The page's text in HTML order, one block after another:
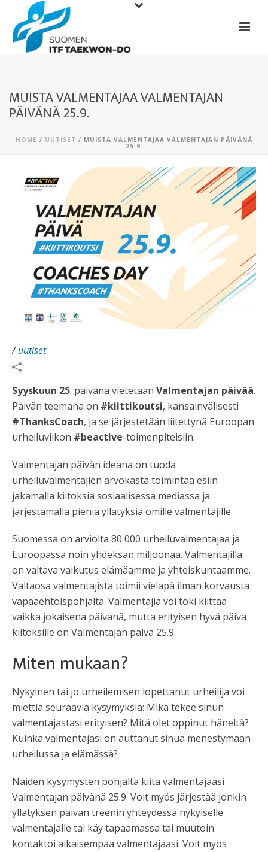
MUISTA VALMENTAJAA VALMENTAJAN
PÄIVÄNÄ 25.9.
HOME / UUTISET / MUISTA VALMENTAJAA VALMENTAJAN PÄIVÄNÄ
25.9.
/uutiset
Syyskuun 25. päivänä vietetään Valmentajan päivää.
Päivän teemana on #kiittikoutsi, kansainvälisesti
#ThanksCoach, ja se järjestetään liitettynä Euroopan
urheiluviikon #beactive-toimenpiteisiin.
Valmentajan päivän ideana on tuoda
urheiluvalmentajien arvokasta toimintaa esiin
jakamalla kiitoksia sosiaalisessa mediassa ja
järjestämällä pieniä yllätyksiä omille valmentajille.
Suomessa on arviolta 80 000 urheiluvalmentajaa ja
Euroopassa noin yhdeksän miljoonaa. Valmentajilla
on valtava vaikutus elämäämme ja yhteiskuntaamme.
Valtaosa valmentajista toimii vieläpä ilman korvausta
vapaaehtoispohjalta. Valmentajia voi toki kiittää
vaikka jokaisena päivänä, mutta erityisen hyvä päivä
kiitoksille on Valmentajan päivä 25.9.
Miten mukaan?
Nykyinen tai jo urheilemisen lopettanut urheilija voi
miettiä seuraavia kysymyksiä: Mikä tekee sinun
valmentajastasi erityisen? Mitä olet oppinut häneltä?
Kuinka valmentajasi on auttanut sinua menestymään
urheilussa ja elämässä?
Näiden kysymysten pohjalta kiitä valmentajaasi
Valmentajan päivänä 25.9. Voit myös järjestää jonkin
yllätyksen päivän treenin yhteydessä nykyiselle
valmentajalle tai käy tapaamassa tai muutoin
kontaktoi aikaisempaa valmentajaasi. Voit myös